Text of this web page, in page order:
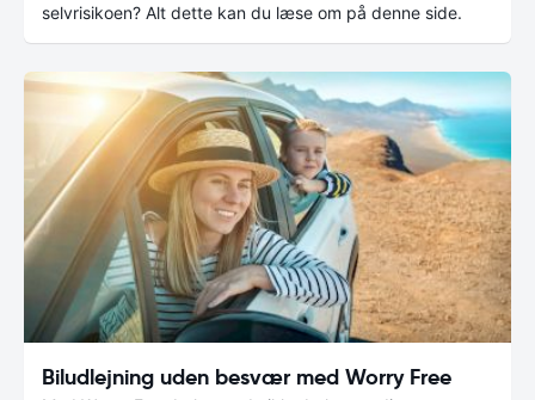
selvrisikoen? Alt dette kan du læse om på denne side.
Biludlejning uden besvær med Worry Free